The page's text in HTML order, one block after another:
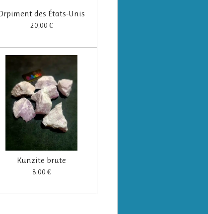
des États-Unis
20,00 €
Kunzite brute
8,00 €